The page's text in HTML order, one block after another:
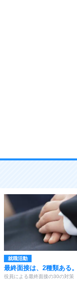
就職活動
最終面接は、2種類ある。
役員による最終面接の30の対策